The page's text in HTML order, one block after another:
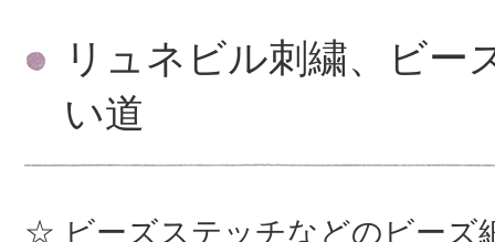
リュネビル刺繍、ビー
い道
ビーズステッチなどのビーズ